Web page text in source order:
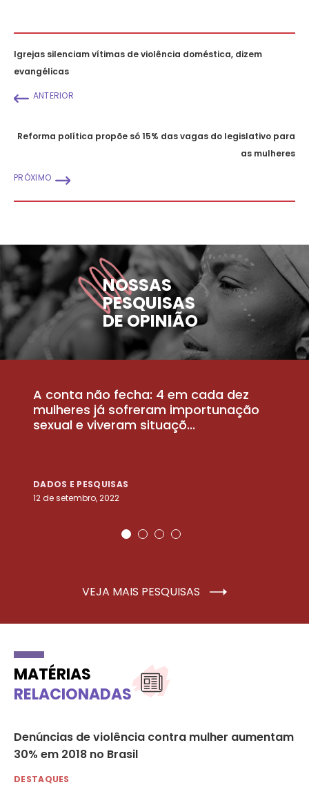
Igrejas silenciam vítimas de violência doméstica, dizem
evangélicas
ANTERIOR
Reforma política propõe só 15% das vagas do legislativo para
as mulheres
PRÓXIMO
NOSSAS
PESQUISAS
DE OPINIÃO
A conta não fecha: 4 em cada dez
mulheres já sofreram importunação
sexual e viveram situaçõ...
DADOS E PESQUISAS
12 de setembro, 2022
VEJA MAIS PESQUISAS
MATÉRIAS
RELACIONADAS
Denúncias de violência contra mulher aumentam
30% em 2018 no Brasil
DESTAQUES